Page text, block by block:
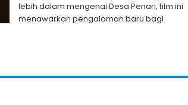
lebih dalam mengenai Desa Penari, film ini
menawarkan pengalaman baru bagi